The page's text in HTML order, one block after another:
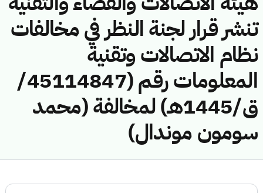
تنشر قرار لجنة النظر في مخالفات
نظام الاتصالات وتقنية
المعلومات رقم (45114847/
ق/1445هـ) لمخالفة (محمد
سومون موندال)